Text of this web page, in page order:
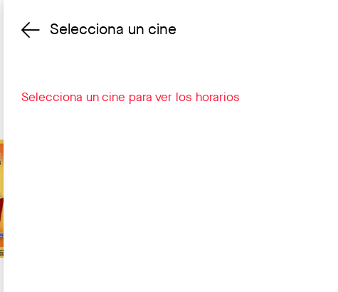
Cambiar cine
Selecciona un cine
Selecciona un cine para ver los horarios